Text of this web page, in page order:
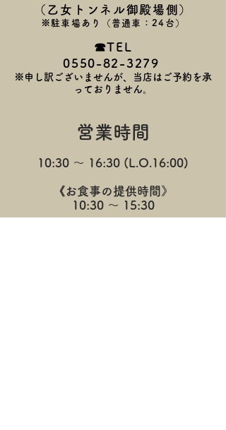
（乙女トンネル御殿場側）
​※ 駐車 場あり（普通車：24台）​
​☎TEL
0550-82-3279
※申し訳ございません が、当店は ご予約を承
っておりません。
営業時間
10:30 ～ 16:30 (L.O.16:00)
《お食事の提供時間》
10:30 ～ 15:30